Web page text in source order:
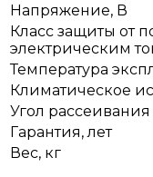
Напряжение, В
Класс защиты от
электрическим
Температура
Климатическое
Угол рассеивания
Гарантия, лет
Вес, кг